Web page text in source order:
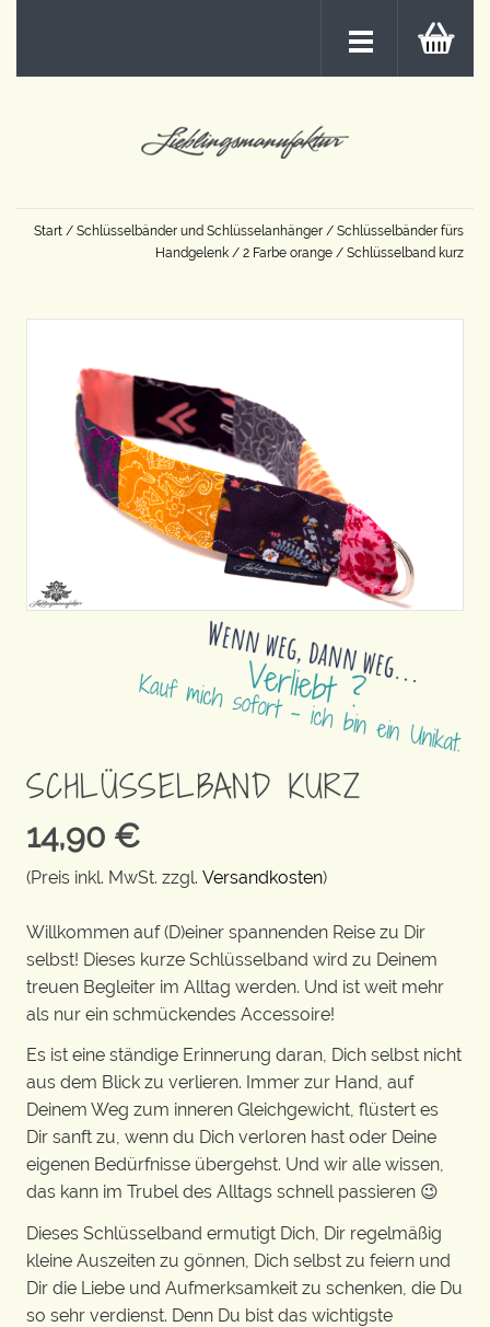
Start / Schlüsselbänder und Schlüsselanhänger / Schlüsselbänder fürs
Handgelenk / 2 Farbe orange / Schlüsselband kurz
SCHLÜSSELBAND KURZ
14,90 €
(Preis inkl. MwSt. zzgl. Versandkosten)
Willkommen auf (D)einer spannenden Reise zu Dir
selbst! Dieses kurze Schlüsselband wird zu Deinem
treuen Begleiter im Alltag werden. Und ist weit mehr
als nur ein schmückendes Accessoire!
Es ist eine ständige Erinnerung daran, Dich selbst nicht
aus dem Blick zu verlieren. Immer zur Hand, auf
Deinem Weg zum inneren Gleichgewicht, flüstert es
Dir sanft zu, wenn du Dich verloren hast oder Deine
eigenen Bedürfnisse übergehst. Und wir alle wissen,
das kann im Trubel des Alltags schnell passieren 😉
Dieses Schlüsselband ermutigt Dich, Dir regelmäßig
kleine Auszeiten zu gönnen, Dich selbst zu feiern und
Dir die Liebe und Aufmerksamkeit zu schenken, die Du
so sehr verdienst. Denn Du bist das wichtigste